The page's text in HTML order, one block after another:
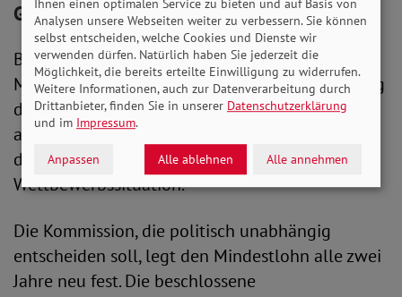
Großer Niedriglohnbereich in Deutschland
Bei der Festsetzung orientiert sich die
Mindestlohnkommission an der Tarifentwicklung
der jüngeren Vergangenheit. Sie berücksichtigt
außerdem aktuelle Wirtschaftsprognosen sowie
die derzeitige Beschäftigungs- und
Wettbewerbssituation.
Die Kommission, die politisch unabhängig
entscheiden soll, legt den Mindestlohn alle zwei
Jahre neu fest. Die beschlossene
Ihnen einen optimalen Service zu bieten und auf Basis von
Analysen unsere Webseiten weiter zu verbessern. Sie können
selbst entscheiden, welche Cookies und Dienste wir
verwenden dürfen. Natürlich haben Sie jederzeit die
Möglichkeit, die bereits erteilte Einwilligung zu widerrufen.
Weitere Informationen, auch zur Datenverarbeitung durch
Drittanbieter, finden Sie in unserer Datenschutzerklärung
und im Impressum.
Anpassen Alle ablehnen Alle annehmen